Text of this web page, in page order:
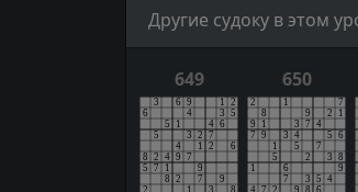
Другие судоку в этом
649 650